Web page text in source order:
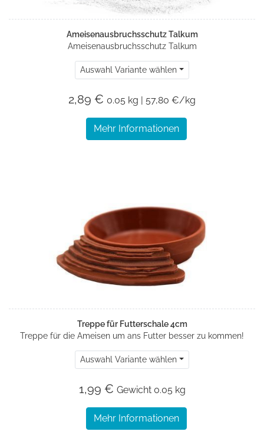
Ameisenausbruchsschutz Talkum
Ameisenausbruchsschutz Talkum
Auswahl Variante wählen
2,89 € 0.05 kg | 57,80 €/kg
Mehr Informationen
Treppe für Futterschale 4cm
Treppe für die Ameisen um ans Futter besser zu kommen!
Auswahl Variante wählen
1,99 € Gewicht 0.05 kg
Mehr Informationen